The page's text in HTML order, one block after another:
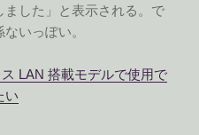
した」と表示される。で
いっぽい。
LAN 搭載モデルで使用で
い